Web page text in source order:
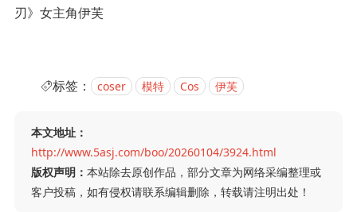
标签： coser 模特 Cos 伊芙
本文地址：
http://www.5asj.com/boo/20260104/3924.html
版权声明： 本站除去原创作品，部分文章为网络采编整理或
客户投稿，如有侵权请联系编辑删除，转载请注明出处！